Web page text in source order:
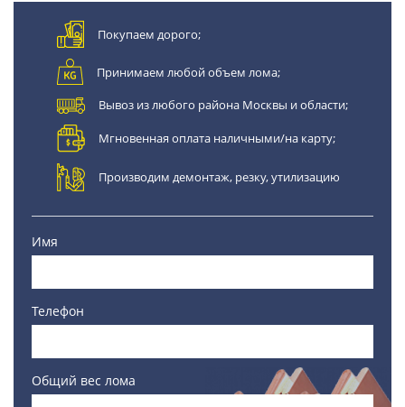
Покупаем дорого;
Принимаем любой объем лома;
Вывоз из любого района Москвы и области;
Мгновенная оплата наличными/на карту;
Производим демонтаж, резку, утилизацию
Имя
Телефон
Общий вес лома